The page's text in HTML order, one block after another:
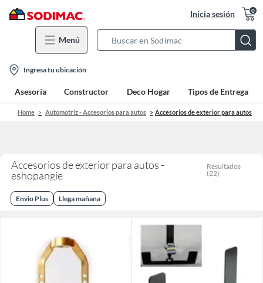
Inicia sesión 0
Menú
Bar
location-
icon
Ingresa tu ubicación
Asesoría Constructor Deco Hogar Tipos de Entrega
Home Automotriz - Accesorios para autos Accesorios de exterior para autos
Accesorios de exterior para autos -
eshopangie
Resultados
(22)
Envio Plus Llega mañana